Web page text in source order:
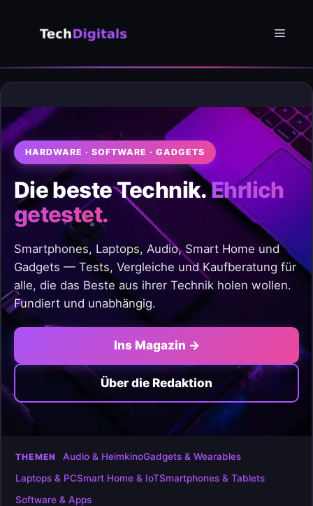
Menü
HARDWARE · SOFTWARE · GADGETS
Die beste Technik.Ehrlich
getestet.
Smartphones, Laptops, Audio, Smart Home und
Gadgets — Tests, Vergleiche und Kaufberatung für
alle, die das Beste aus ihrer Technik holen wollen.
Fundiert und unabhängig.
Ins Magazin →
Über die Redaktion
THEMEN Audio & HeimkinoGadgets & Wearables
Laptops & PCSmart Home & IoTSmartphones & Tablets
Software & Apps